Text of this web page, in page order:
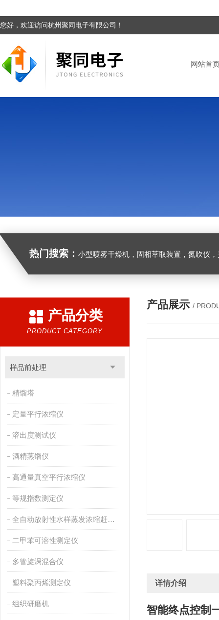
您好，欢迎访问杭州聚同电子有限公司！
网站首
热门搜索： 小型喷雾干燥机，固相萃取装置，氮吹仪，光化学反应仪，低温恒温槽，超声波细胞
产品分类
PRODUCT CATEGORY
样品前处理
精馏塔
定量平行浓缩仪
溶出度测试仪
酒精蒸馏仪
高通量真空平行浓缩仪
等规指数测定仪
全自动放射性水样蒸发浓缩赶酸仪
二甲苯可溶性测定仪
多管旋涡混合仪
塑料聚丙烯测定仪
组织研磨机
产品展示 /
详情介绍
智能终点控制